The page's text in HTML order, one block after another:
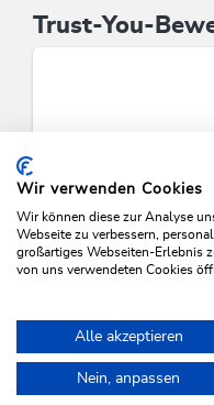
Kinder
Tagungs-/
Vorauszahlung,
Cash / Maestro
Trust-You-
Wir verwenden Cookies
Wir können diese zur Analyse
Webseite zu verbessern,
großartiges Webseiten-Erlebnis
von uns verwendeten Cookies
Alle akzeptieren
Nein, anpassen